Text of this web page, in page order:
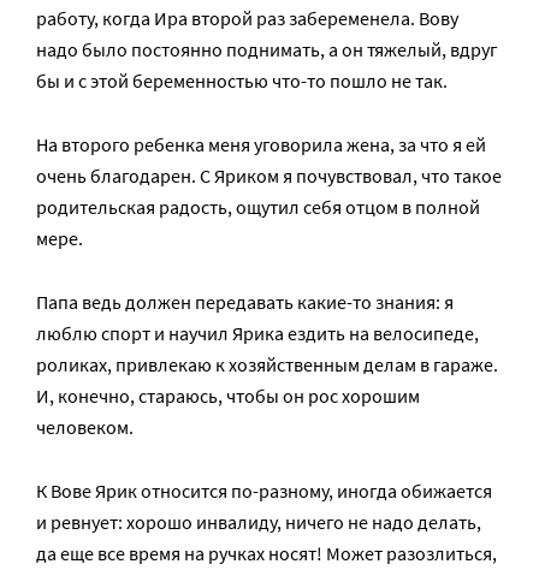
работу, когда Ира второй раз забеременела. Вову
надо было постоянно поднимать, а он тяжелый, вдруг
бы и с этой беременностью что-то пошло не так.
На второго ребенка меня уговорила жена, за что я ей
очень благодарен. С Яриком я почувствовал, что такое
родительская радость, ощутил себя отцом в полной
мере.
Папа ведь должен передавать какие-то знания: я
люблю спорт и научил Ярика ездить на велосипеде,
роликах, привлекаю к хозяйственным делам в гараже.
И, конечно, стараюсь, чтобы он рос хорошим
человеком.
К Вове Ярик относится по-разному, иногда обижается
и ревнует: хорошо инвалиду, ничего не надо делать,
да еще все время на ручках носят! Может разозлиться,